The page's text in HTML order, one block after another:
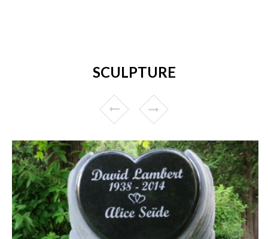
SCULPTURE